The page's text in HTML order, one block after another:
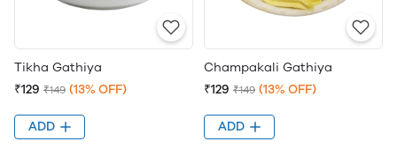
Tikha Gathiya
₹129 ₹149 (13% OFF)
ADD
Champakali Gathiya
₹129 ₹149 (13% OFF)
ADD